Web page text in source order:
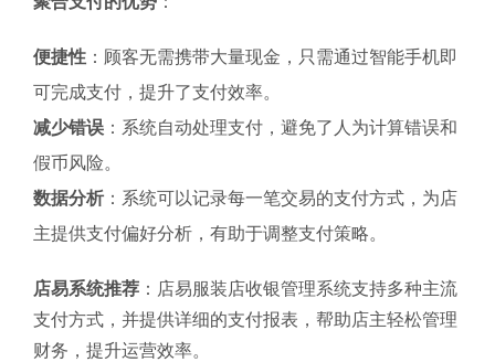
便捷性 ：顾客无需携带大量现金，只需通过智能手机即
可完成支付，提升了支付效率。
减少错误 ：系统自动处理支付，避免了人为计算错误和
假币风险。
数据分析 ：系统可以记录每一笔交易的支付方式，为店
主提供支付偏好分析，有助于调整支付策略。
店易系统推荐 ：店易服装店收银管理系统支持多种主流
支付方式，并提供详细的支付报表，帮助店主轻松管理
财务，提升运营效率。